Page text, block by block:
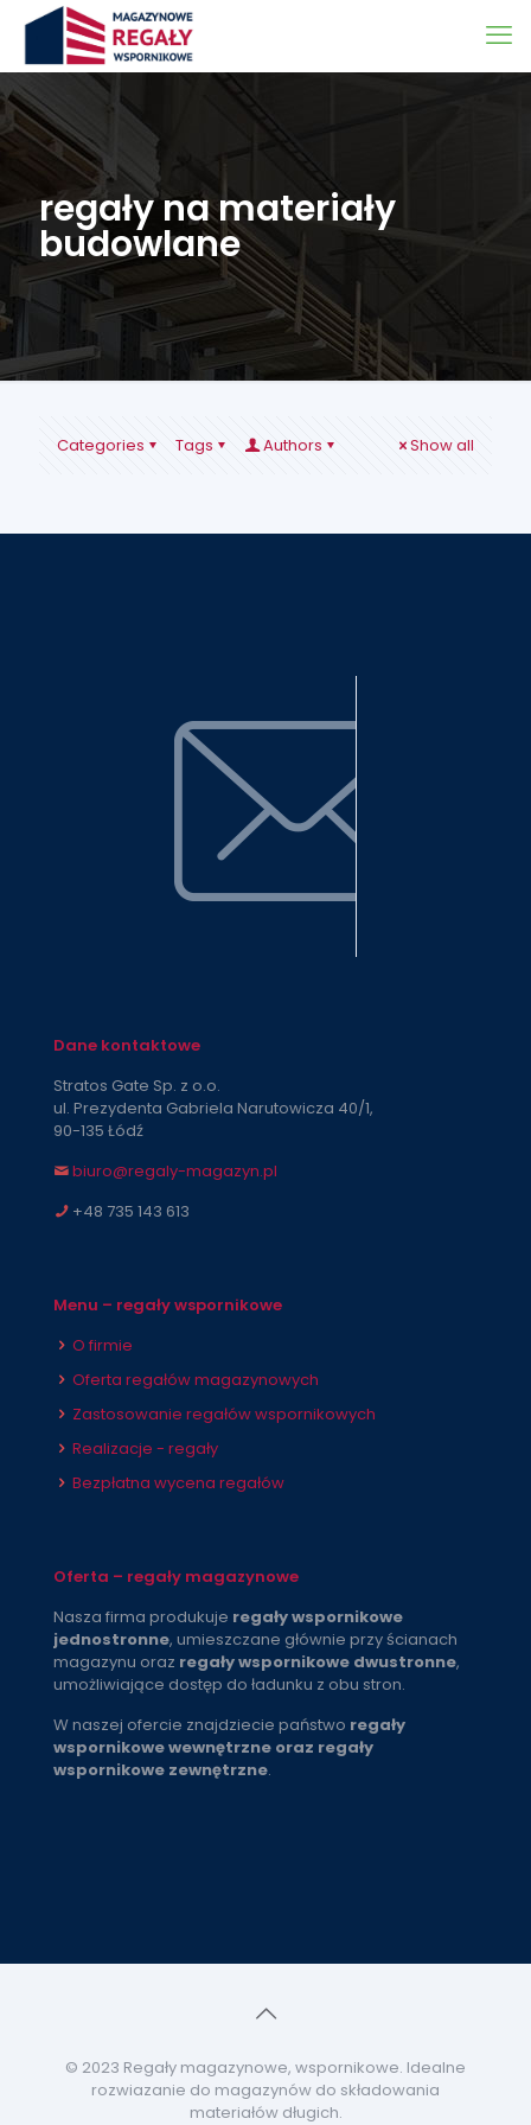
regały na materiały
budowlane
Categories Tags Authors Show all
Dane kontaktowe
Stratos Gate Sp. z o.o.
ul. Prezydenta Gabriela Narutowicza 40/1,
90-135 Łódź
biuro@regaly-magazyn.pl
+48 735 143 613
Menu – regały wspornikowe
O firmie
Oferta regałów magazynowych
Zastosowanie regałów wspornikowych
Realizacje - regały
Bezpłatna wycena regałów
Oferta – regały magazynowe
Nasza firma produkuje regały wspornikowe
jednostronne, umieszczane głównie przy ścianach
magazynu oraz regały wspornikowe dwustronne,
umożliwiające dostęp do ładunku z obu stron.
W naszej ofercie znajdziecie państwo regały
wspornikowe wewnętrzne oraz regały
wspornikowe zewnętrzne.
© 2023 Regały magazynowe, wspornikowe. Idealne
rozwiazanie do magazynów do składowania
materiałów długich.